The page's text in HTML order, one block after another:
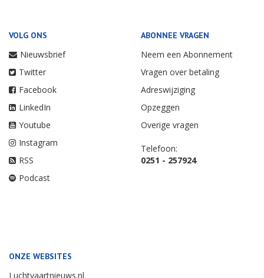
VOLG ONS
Nieuwsbrief
Twitter
Facebook
LinkedIn
Youtube
Instagram
RSS
Podcast
ABONNEE VRAGEN
Neem een Abonnement
Vragen over betaling
Adreswijziging
Opzeggen
Overige vragen
Telefoon:
0251 - 257924
ONZE WEBSITES
Luchtvaartnieuws.nl